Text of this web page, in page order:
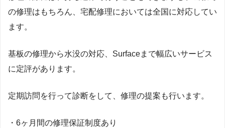
の修理はもちろん、宅配修理においては全国に対応してい
ます。
基板の修理から水没の対応、Surfaceまで幅広いサービス
に定評があります。
定期訪問を行って診断をして、修理の提案も行います。
・6ヶ月間の修理保証制度あり